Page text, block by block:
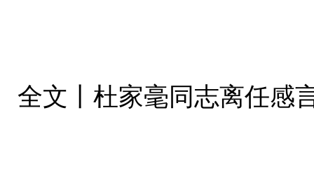
全文丨杜家毫同志离任感